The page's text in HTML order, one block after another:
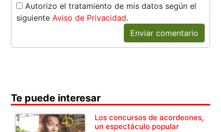
Autorizo el tratamiento de mis datos según el
siguienteAviso de Privacidad.
Enviar comentario
Te puede interesar
Los concursos de acordeones,
un espectáculo popular